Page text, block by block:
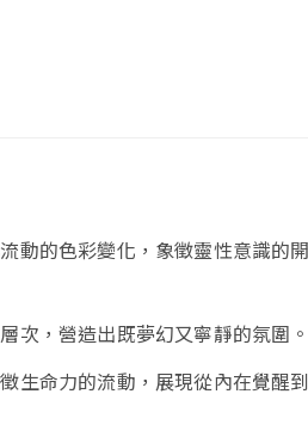
動的色彩變化，象徵靈性意識的開
次，營造出既夢幻又寧靜的氛圍。
生命力的流動，展現從內在覺醒到